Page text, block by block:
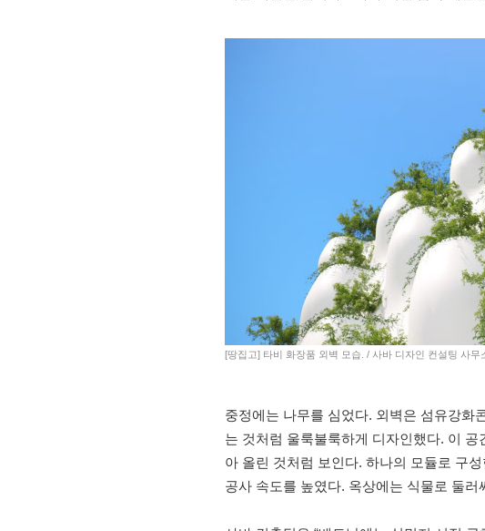
[땅집고] 타비 화장품 외벽 모습. / 사바 디자인 컨설팅 사무
중정에는 나무를 심었다. 외벽은 섬유강화
는 것처럼 울룩불룩하게 디자인했다. 이
아 올린 것처럼 보인다. 하나의 모듈로 구
공사 속도를 높였다. 옥상에는 식물로 둘